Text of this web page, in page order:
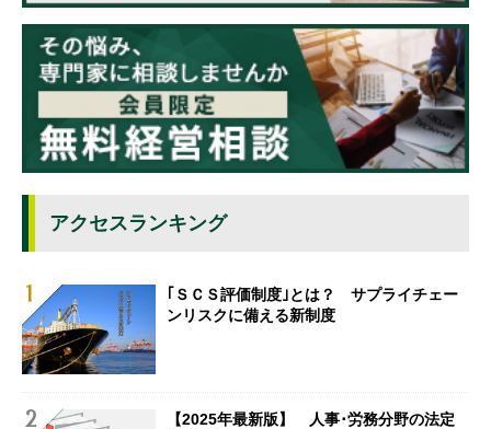
アクセスランキング
｢ＳＣＳ評価制度｣とは？ サプライチェー
ンリスクに備える新制度
【2025年最新版】 人事･労務分野の法定